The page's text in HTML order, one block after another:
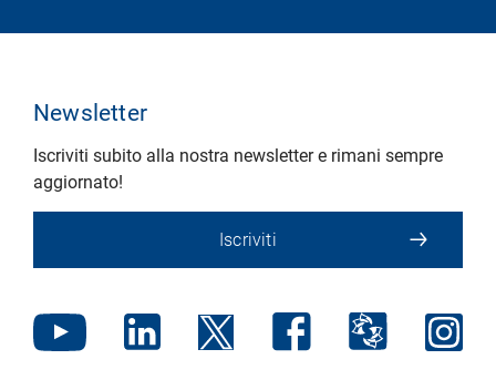
Newsletter
Iscriviti subito alla nostra newsletter e rimani sempre
aggiornato!
Iscriviti